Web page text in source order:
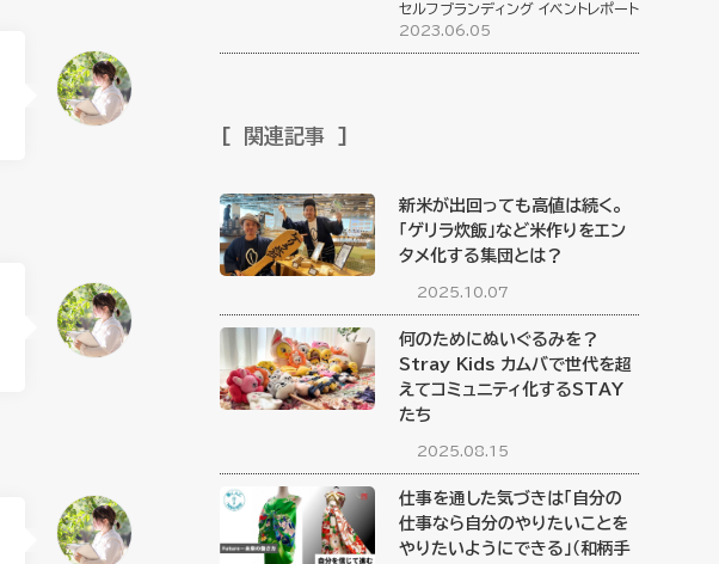
セルフブランディング イベントレポート
2023.06.05
関連記事
新米が出回っても高値は続く。
「ゲリラ炊飯」など米作りをエン
タメ化する集団とは？
2025.10.07
何のためにぬいぐるみを？
Stray Kids カムバで世代を超
えてコミュニティ化するSTAY
たち
2025.08.15
仕事を通した気づきは「自分の
仕事なら自分のやりたいことを
やりたいようにできる」（和柄手